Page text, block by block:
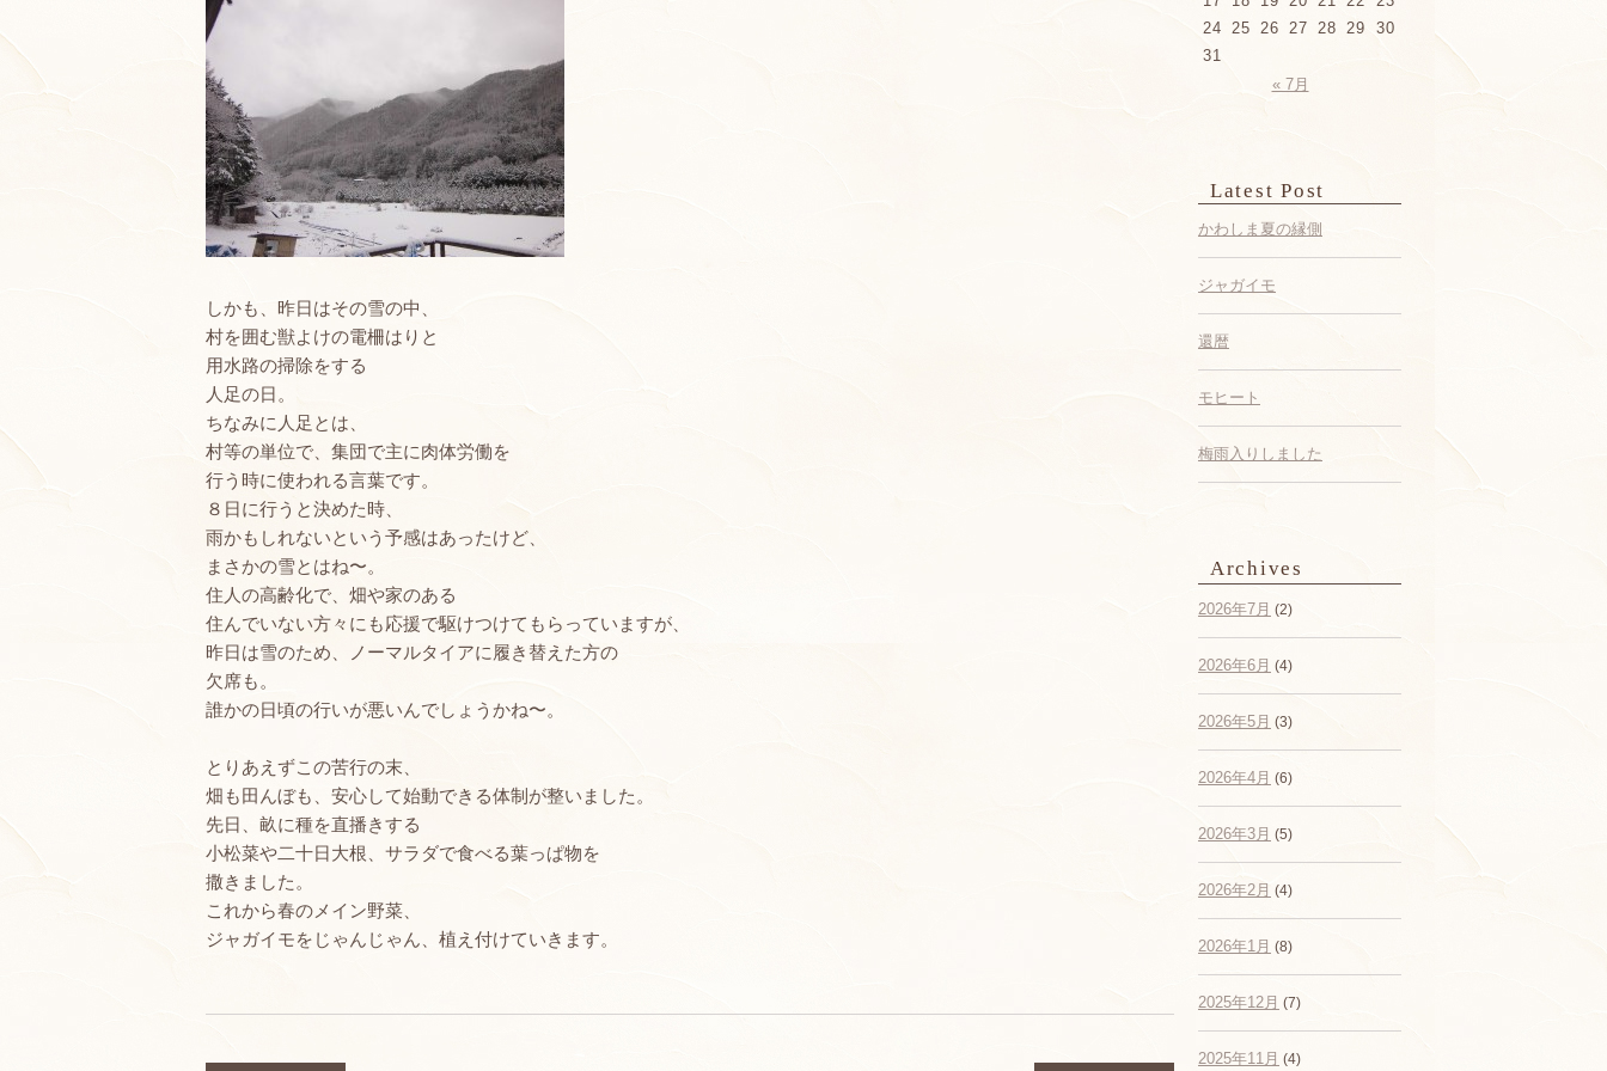
しかも、昨日はその雪の中、
村を囲む獣よけの電柵はりと
用水路の掃除をする
人足の日。
ちなみに人足とは、
村等の単位で、集団で主に肉体労働を
行う時に使われる言葉です。
８日に行うと決めた時、
雨かもしれないという予感はあったけど、
まさかの雪とはね〜。
住人の高齢化で、畑や家のある
住んでいない方々にも応援で駆けつけてもらっていますが、
昨日は雪のため、ノーマルタイアに履き替えた方の
欠席も。
誰かの日頃の行いが悪いんでしょうかね〜。
とりあえずこの苦行の末、
畑も田んぼも、安心して始動できる体制が整いました。
先日、畝に種を直播きする
小松菜や二十日大根、サラダで食べる葉っぱ物を
撒きました。
これから春のメイン野菜、
ジャガイモをじゃんじゃん、植え付けていきます。
24 25 26 27 28 29
30
31
« 7月
Latest Post
かわしま夏の縁側
ジャガイモ
還暦
モヒート
梅雨入りしました
Archives
2026年7月 (2)
2026年6月 (4)
2026年5月 (3)
2026年4月 (6)
2026年3月 (5)
2026年2月 (4)
2026年1月 (8)
2025年12月 (7)
2025年11月 (4)